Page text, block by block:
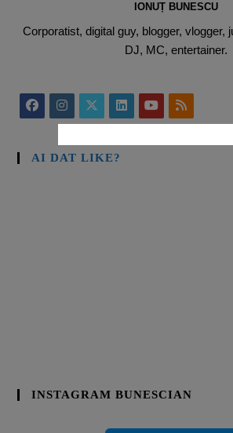
IONUȚ BUNESCU
Corporatist, digital guy, blogger, vlogger,
DJ, MC, entertainer.
AI DAT LIKE?
INSTAGRAM BUNESCIAN